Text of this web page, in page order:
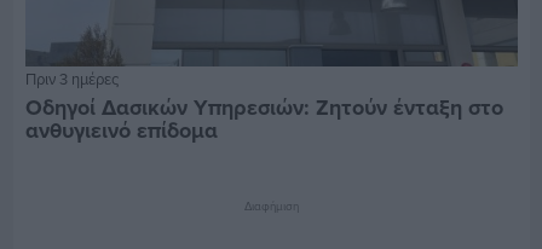
Πριν 3 ημέρες
Οδηγοί Δασικών Υπηρεσιών: Ζητούν ένταξη στο
ανθυγιεινό επίδομα
Διαφήμιση